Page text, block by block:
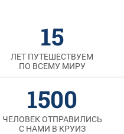
15
ЛЕТ ПУТЕШЕСТВУЕМ
ПО ВСЕМУ МИРУ
1500
ЧЕЛОВЕК ОТПРАВИЛИСЬ
С НАМИ В КРУИЗ